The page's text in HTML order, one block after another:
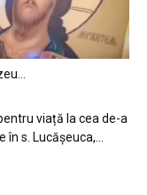
viață la cea de-a
în s. Lucășeuca,...